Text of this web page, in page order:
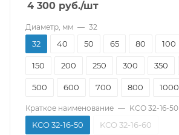
4 300 руб./шт
Диаметр, мм — 32
32 40 50 65 80 100
150 200 250 300 350
500 600 700 800 1000
Краткое наименование — KСО 32-16-50
KСО 32-16-50 KСО 32-16-60